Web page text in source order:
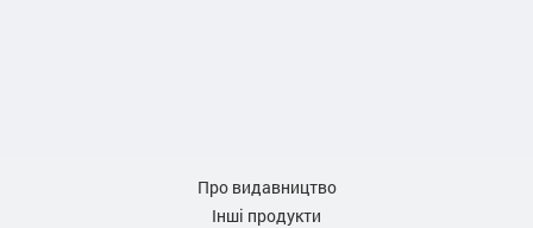
Про видавництво
Інші продукти